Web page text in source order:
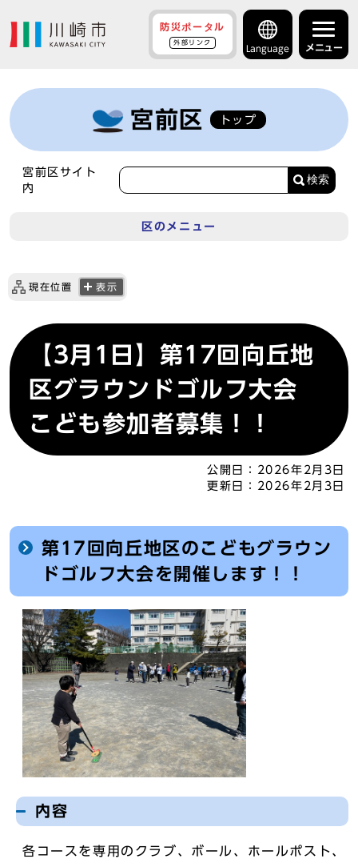
防災ポータル
外部リンク
Language メニュー
宮前区 トップ
宮前区サイト
内
検索
区のメニュー
現在位置 表示
【3月1日】第17回向丘地
区グラウンドゴルフ大会
こども参加者募集！！
公開日：
2026年2月3日
更新日：
2026年2月3日
第17回向丘地区のこどもグラウン
ドゴルフ大会を開催します！！
内容
各コースを専用のクラブ、ボール、ホールポスト、